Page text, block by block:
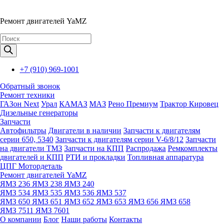
Ремонт двигателей YaMZ
Поиск
товаров
+7 (910) 969-1001
Обратный звонок
Ремонт техники
ГАЗон Next Урал КАМАЗ МАЗ Рено Премиум Трактор Кировец
Дизельные генераторы
Запчасти
Автофильтры Двигатели в наличии Запчасти к двигателям
серии 650, 5340 Запчасти к двигателям серии V-6/8/12 Запчасти
на двигатели ТМЗ Запчасти на КПП Распродажа Ремкомплекты
двигателей и КПП РТИ и прокладки Топливная аппаратура
ЦПГ Мотордеталь
Ремонт двигателей YaMZ
ЯМЗ 236 ЯМЗ 238 ЯМЗ 240
ЯМЗ 534 ЯМЗ 535 ЯМЗ 536 ЯМЗ 537
ЯМЗ 650 ЯМЗ 651 ЯМЗ 652 ЯМЗ 653 ЯМЗ 656 ЯМЗ 658
ЯМЗ 7511 ЯМЗ 7601
О компании Блог Наши работы Контакты